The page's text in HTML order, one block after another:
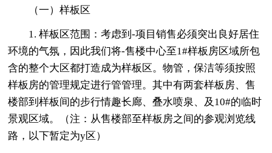
（一）样板区
1. 样板区范围：考虑到-项目销售必须突出良好居住
环境的气氛，因此我们将-售楼中心至1#样板房区域所包
含的整个大区都打造成为样板区。物管，保洁等须按照
样板房的管理规定进行管管理。其中有两套样板房、售
楼部到样板间的步行情趣长廊、叠水喷泉、及10#的临时
景观区域。（注：从售楼部至样板房之间的参观浏览线
路，以下暂定为y区）